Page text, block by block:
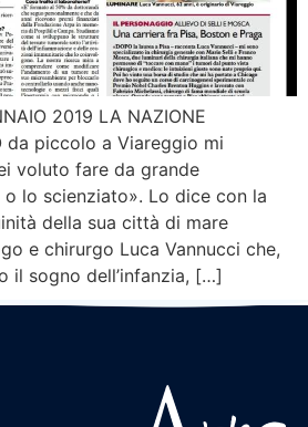
2019 LA NAZIONE
da piccolo a Viareggio mi
voluto fare da grande
lo scienziato». Lo dice con la
della sua città di mare
e chirurgo Luca Vannucci che,
il sogno dell’infanzia, […]